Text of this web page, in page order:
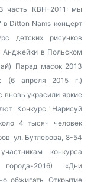
часть
КВН-2011: мы
в Ditton Nams концерт
детских рисунков
Анджейки в Польском
Парад масок 2013
(6 апреля 2015 г.)
вновь украсили яркие
Конкурс "Нарисуй
4 тысяч человек
ул. Бутлерова, 8-54
конкурса
2016)
«Дни
обжигать Открытие